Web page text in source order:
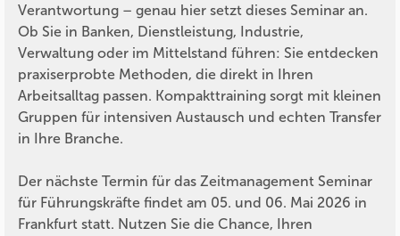
Verantwortung – genau hier setzt dieses Seminar an.
Ob Sie in Banken, Dienstleistung, Industrie,
Verwaltung oder im Mittelstand führen: Sie entdecken
praxiserprobte Methoden, die direkt in Ihren
Arbeitsalltag passen. Kompakttraining sorgt mit kleinen
Gruppen für intensiven Austausch und echten Transfer
in Ihre Branche.
Der nächste Termin für das Zeitmanagement Seminar
für Führungskräfte findet am 05. und 06. Mai 2026 in
Frankfurt statt. Nutzen Sie die Chance, Ihren